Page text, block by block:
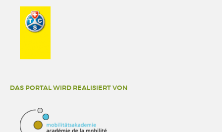
DAS PORTAL WIRD REALISIERT VON